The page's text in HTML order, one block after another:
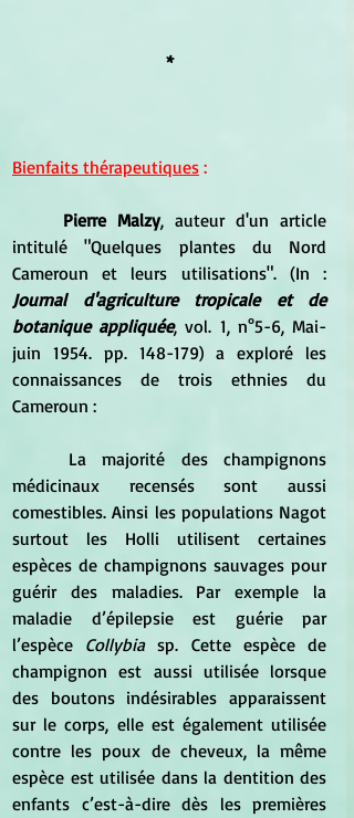
*
Bienfaits thérapeutiques :
Pierre Malzy, auteur d'un article
intitulé "Quelques plantes du Nord
Journal d'agriculture tropicale et de
botanique appliquée, vol. 1, n°5-6, Mai-
juin 1954. pp. 148-179) a exploré les
connaissances de trois ethnies du
Cameroun :
médicinaux recensés sont aussi
comestibles. Ainsi les populations Nagot
surtout les Holli utilisent certaines
espèces de champignons sauvages pour
guérir des maladies. Par exemple la
maladie d’épilepsie est guérie par
l’espèce Collybia sp. Cette espèce de
champignon est aussi utilisée lorsque
des boutons indésirables apparaissent
sur le corps, elle est également utilisée
contre les poux de cheveux, la même
espèce est utilisée dans la dentition des
enfants c’est-à-dire dès les premières